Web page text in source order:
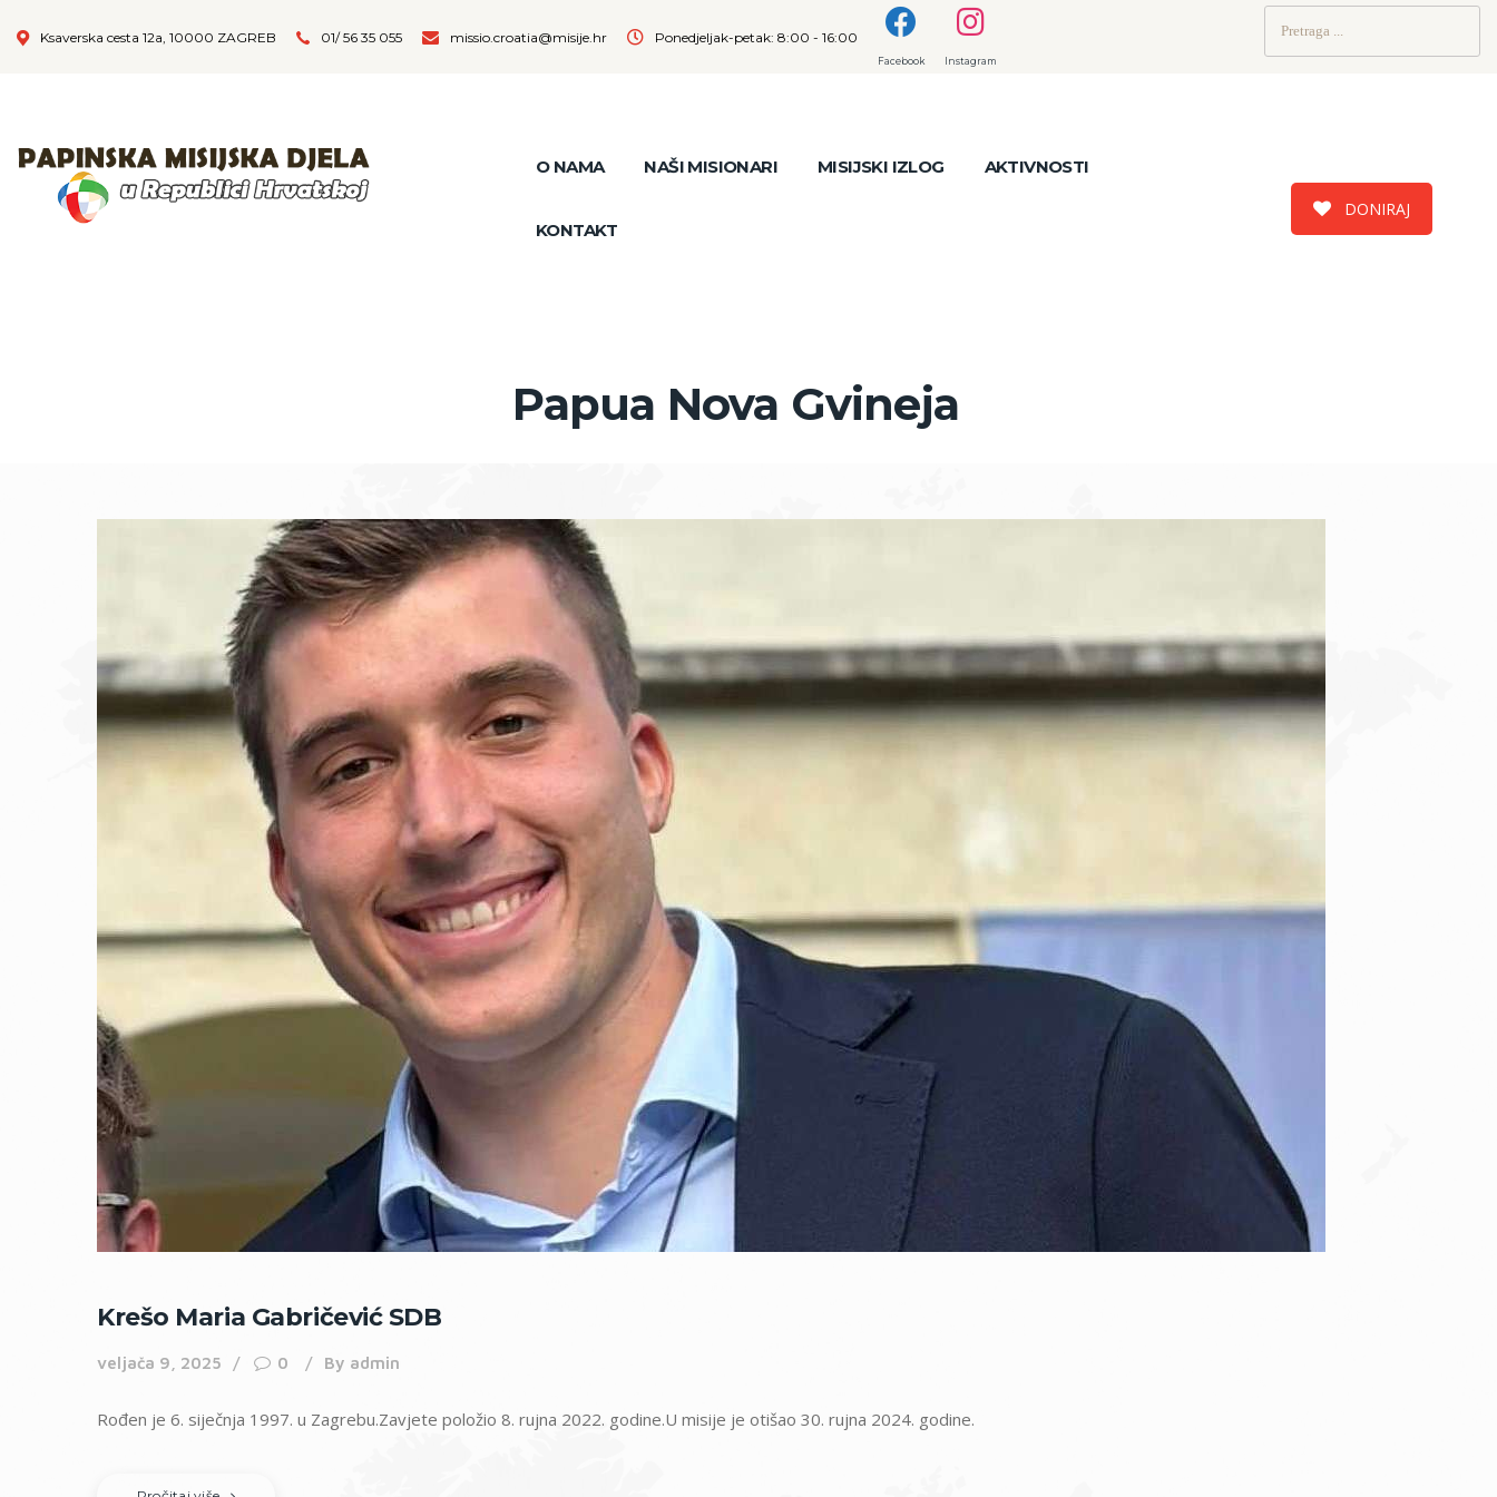
Ksaverska cesta 12a, 10000 ZAGREB 01/ 56 35 055 missio.croatia@misije.hr Ponedjeljak-petak: 8:00 - 16:00
Facebook Instagram
O NAMA NAŠI MISIONARI MISIJSKI IZLOG AKTIVNOSTI
KONTAKT
DONIRAJ
Papua Nova Gvineja
Krešo Maria Gabričević SDB
veljača 9, 2025 0 By admin
Rođen je 6. siječnja 1997. u Zagrebu.Zavjete položio 8. rujna 2022. godine.U misije je otišao 30. rujna 2024. godine.